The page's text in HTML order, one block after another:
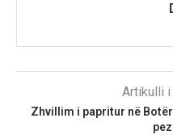
Artikulli i
Zhvillim i papritur në